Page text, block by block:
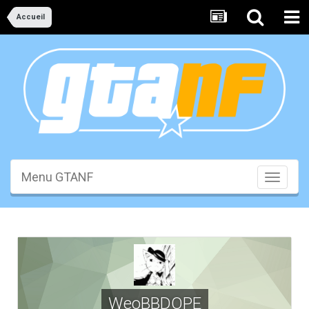
Accueil
Toggle
Menu GTANF
WeoBBDOPE